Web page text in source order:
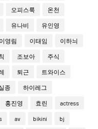
오피스룩 온천
유나비 유인영
이영림 이태임 이하늬
조보아 주식
퇴근 트와이스
종 하이레그
홍진영 효린 actress
av bikini bj